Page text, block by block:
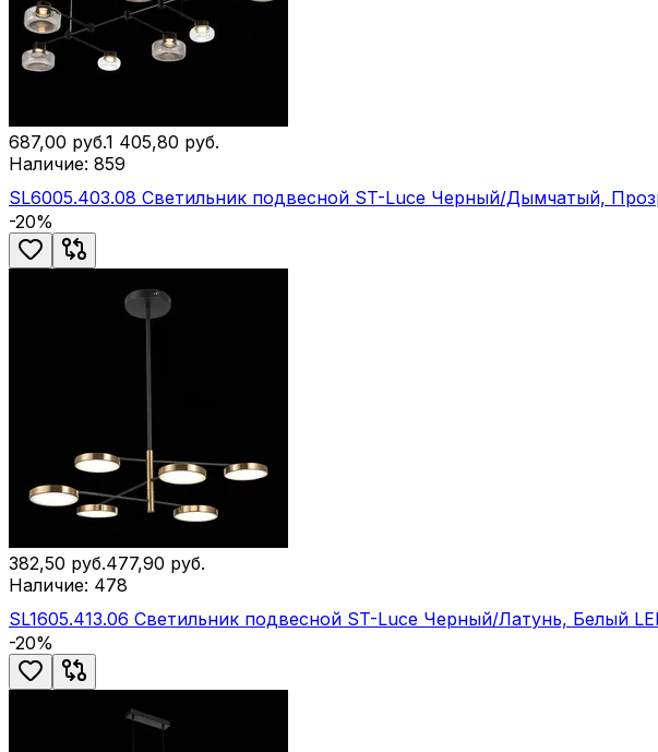
687,00 руб.1 405,80 руб.
Наличие: 859
SL6005.403.08 Светильник подвесной ST-Luce Черный/Дымчатый,
-20%
382,50 руб.477,90 руб.
Наличие: 478
SL1605.413.06 Светильник подвесной ST-Luce Черный/Латунь, Белый
-20%